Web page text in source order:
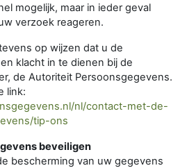
mogelijk, maar in ieder geval
verzoek reageren.
op wijzen dat u de
klacht in te dienen bij de
de Autoriteit Persoonsgegevens.
link:
nl/contact-met-de-
tip-ons
beveiligen
bescherming van uw gegevens